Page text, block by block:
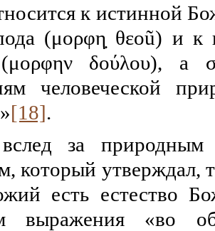
к истинной
(μορφη̣ θεοũ) и к
(μορφην δούλου),
человеческой
[18].
за природным
который утверждал,
есть естество
выражения «во